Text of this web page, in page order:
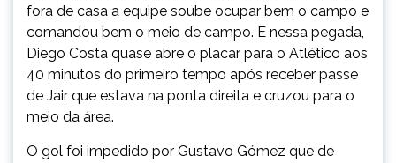
fora de casa a equipe soube ocupar bem o campo e
comandou bem o meio de campo. E nessa pegada,
Diego Costa quase abre o placar para o Atlético aos
40 minutos do primeiro tempo após receber passe
de Jair que estava na ponta direita e cruzou para o
meio da área.
O gol foi impedido por Gustavo Gómez que de